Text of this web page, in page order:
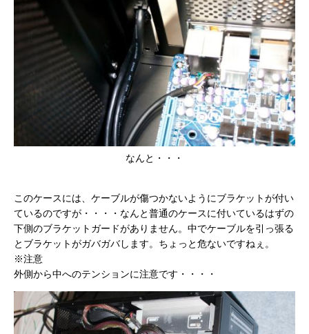
なんと・・・
このケースには、ケーブルが傷つかないようにブラケットが付い
ているのですが・・・・なんと普通のケースに付いているはずの
下側のブラケットガードがありません。中でケーブルを引っ張る
とブラケットがガバガバします。ちょっと危ないですねぇ。
※注意
外側から中へのテンションに注意です・・・・